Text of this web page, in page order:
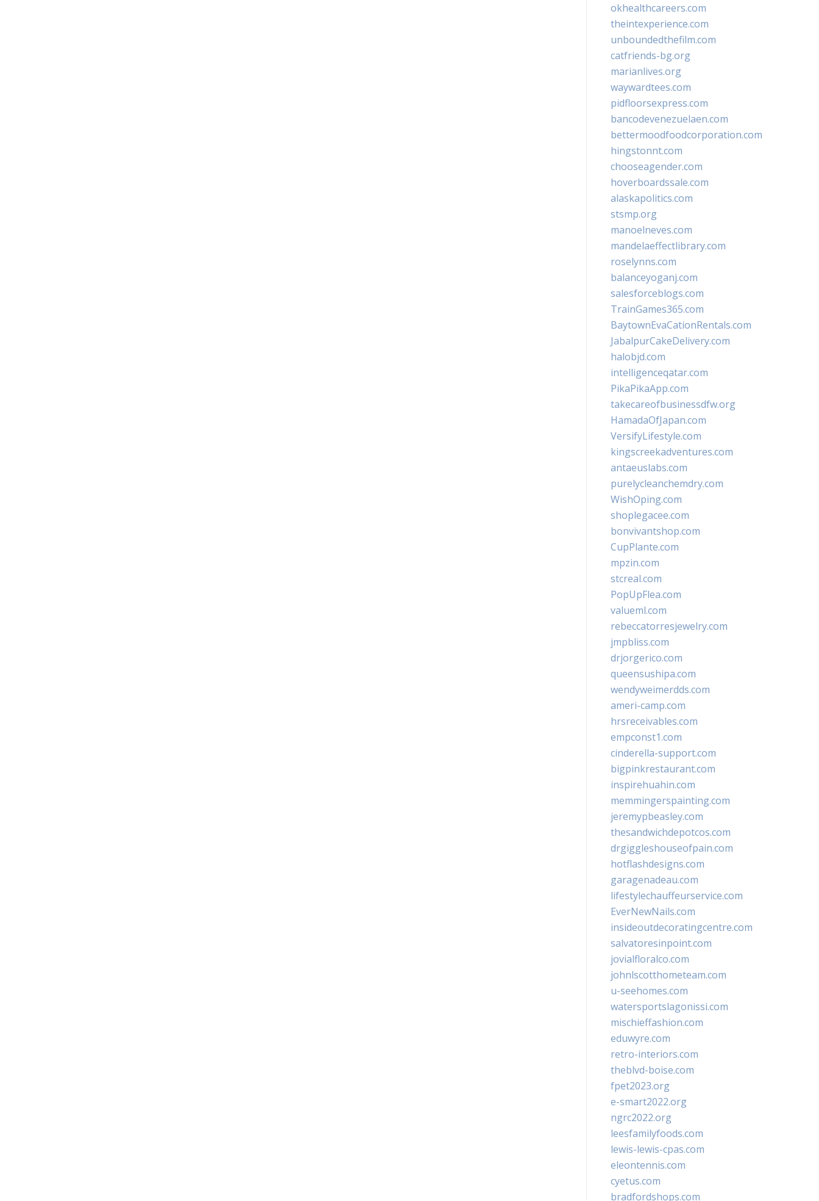
okhealthcareers.com
theintexperience.com
unboundedthefilm.com
catfriends-bg.org
marianlives.org
waywardtees.com
pidfloorsexpress.com
bancodevenezuelaen.com
bettermoodfoodcorporation.com
hingstonnt.com
chooseagender.com
hoverboardssale.com
alaskapolitics.com
stsmp.org
manoelneves.com
mandelaeffectlibrary.com
roselynns.com
balanceyoganj.com
salesforceblogs.com
TrainGames365.com
BaytownEvaCationRentals.com
JabalpurCakeDelivery.com
halobjd.com
intelligenceqatar.com
PikaPikaApp.com
takecareofbusinessdfw.org
HamadaOfJapan.com
VersifyLifestyle.com
kingscreekadventures.com
antaeuslabs.com
purelycleanchemdry.com
WishOping.com
shoplegacee.com
bonvivantshop.com
CupPlante.com
mpzin.com
stcreal.com
PopUpFlea.com
valueml.com
rebeccatorresjewelry.com
jmpbliss.com
drjorgerico.com
queensushipa.com
wendyweimerdds.com
ameri-camp.com
hrsreceivables.com
empconst1.com
cinderella-support.com
bigpinkrestaurant.com
inspirehuahin.com
memmingerspainting.com
jeremypbeasley.com
thesandwichdepotcos.com
drgiggleshouseofpain.com
hotflashdesigns.com
garagenadeau.com
lifestylechauffeurservice.com
EverNewNails.com
insideoutdecoratingcentre.com
salvatoresinpoint.com
jovialfloralco.com
johnlscotthometeam.com
u-seehomes.com
watersportslagonissi.com
mischieffashion.com
eduwyre.com
retro-interiors.com
theblvd-boise.com
fpet2023.org
e-smart2022.org
ngrc2022.org
leesfamilyfoods.com
lewis-lewis-cpas.com
eleontennis.com
cyetus.com
bradfordshops.com